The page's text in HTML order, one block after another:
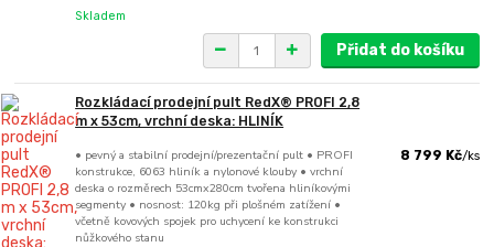
Skladem
Přidat do košíku
Rozkládací prodejní pult RedX® PROFI 2,8
m x 53cm, vrchní deska: HLINÍK
• pevný a stabilní prodejní/prezentační pult • PROFI
konstrukce, 6063 hliník a nylonové klouby • vrchní
deska o rozměrech 53cmx280cm tvořena hliníkovými
segmenty • nosnost: 120kg při plošném zatížení •
včetně kovových spojek pro uchycení ke konstrukci
nůžkového stanu
8 799 Kč/ks